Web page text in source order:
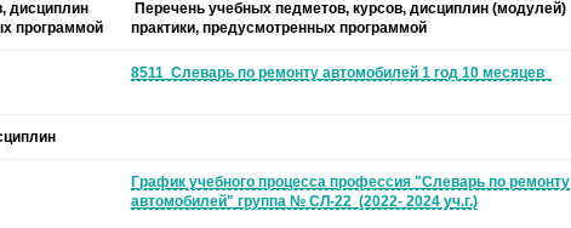
дисциплин
программой
Перечень учебных педметов, курсов, дисциплин (модулей)
практики, предусмотренных программой
8511 Слеварь по ремонту автомобилей 1 год 10 месяцев
График учебного процесса профессия "Слеварь по ремонту
автомобилей" группа № СЛ-22 (2022- 2024 уч.г.)